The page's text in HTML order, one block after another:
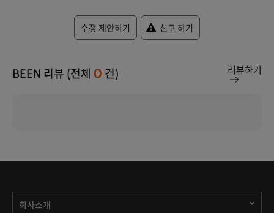
수정 제안하기 신고 하기
BEEN 리뷰 (전체 0 건) 리뷰하기
회사소개